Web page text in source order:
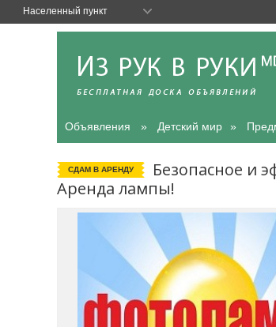
Объявления Детский мир
СДАМ В АРЕНДУ
Безопасное и
Аренда лампы!
Населенный пункт